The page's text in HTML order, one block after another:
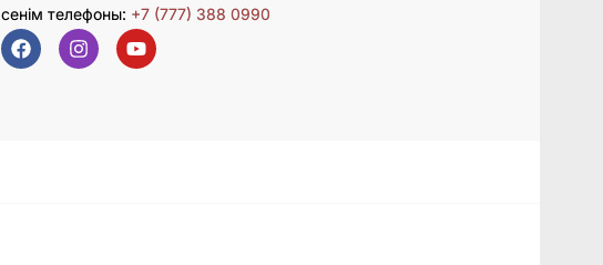
сенім телефоны: +7 (777) 388 0990